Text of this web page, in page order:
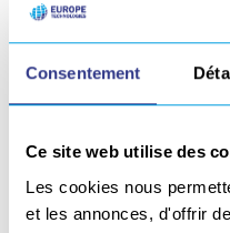
Consentement
Ce site web utilise des
Les cookies nous
et les annonces, d'offrir
réparation pour les
plastiques. En 2017,
son offre de
d’équipements de
EUROPE
infrastructures et